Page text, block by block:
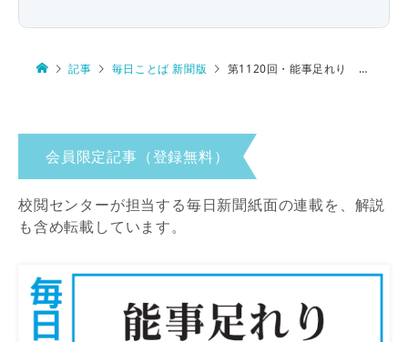
記事 毎日ことば 新聞版 第1120回・能事足れり 読み方は…
会員限定記事（登録無料）
校閲センターが担当する毎日新聞紙面の連載を、解説
も含め転載しています。